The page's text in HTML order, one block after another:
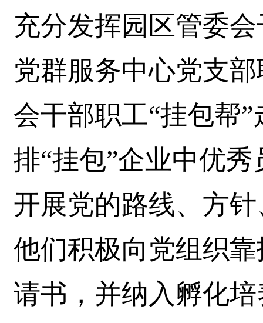
充分发挥园区管委
党群服务中心党支
会干部职工“挂包帮
排“挂包”企业中优
开展党的路线、方
他们积极向党组织
请书，并纳入孵化